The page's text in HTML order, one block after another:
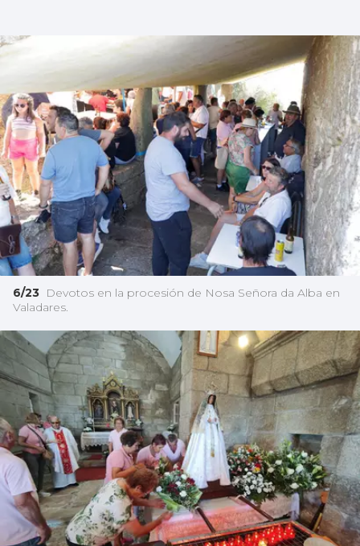
6/23 Devotos en la procesión de Nosa Señora da Alba en
Valadares.